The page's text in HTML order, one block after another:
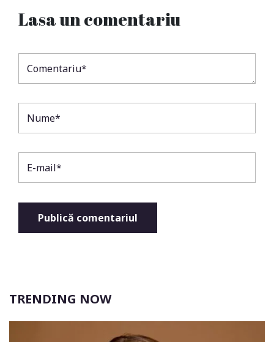
Lasa un comentariu
TRENDING NOW